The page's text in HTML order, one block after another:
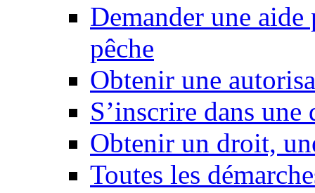
Demander une
pêche
Obtenir une
S’inscrire dans une
Obtenir un droit,
Toutes les